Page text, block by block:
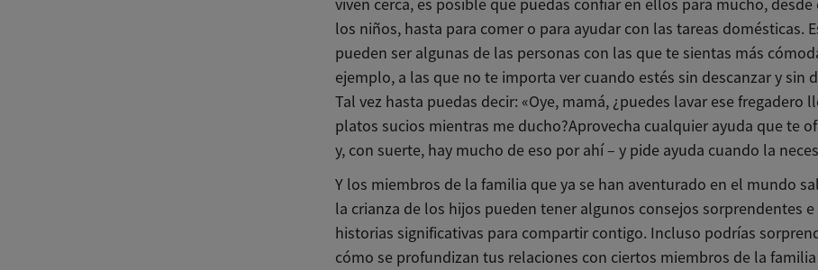
viven cerca, es posible que puedas confiar en ellos para mucho, desde
los niños, hasta para comer o para ayudar con las tareas domésticas.
pueden ser algunas de las personas con las que te sientas más
ejemplo, a las que no te importa ver cuando estés sin descanzar y sin
Tal vez hasta puedas decir: «Oye, mamá, ¿puedes lavar ese fregadero
platos sucios mientras me ducho?Aprovecha cualquier ayuda que te
y, con suerte, hay mucho de eso por ahí – y pide ayuda cuando la
Y los miembros de la familia que ya se han aventurado en el mundo
la crianza de los hijos pueden tener algunos consejos sorprendentes e
historias significativas para compartir contigo. Incluso podrías
cómo se profundizan tus relaciones con ciertos miembros de la